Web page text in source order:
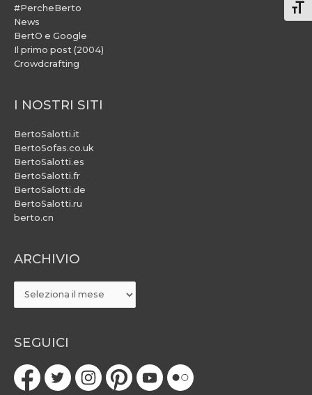
#PercheBerto
News
BertO e Google
Il primo post (2004)
Crowdcrafting
I NOSTRI SITI
BertoSalotti.it
BertoSofas.co.uk
BertoSalotti.es
BertoSalotti.fr
BertoSalotti.de
BertoSalotti.ru
berto.cn
ARCHIVIO
ARCHIVIO
SEGUICI